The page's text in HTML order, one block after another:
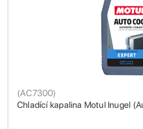
Chladící kapalina Motul Inugel
(AC7300)